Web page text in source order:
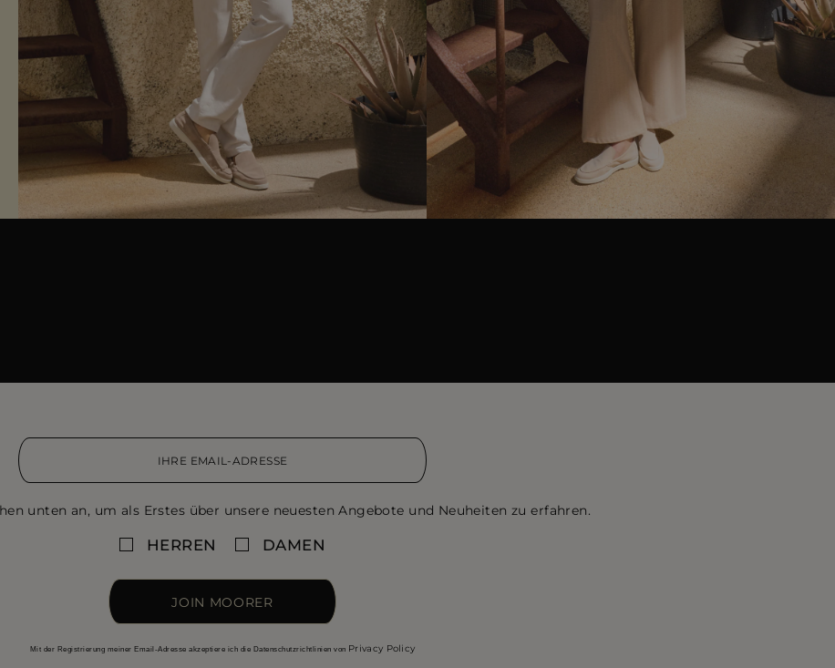
unten an, um als Erstes über unsere neuesten Angebote und Neuheiten zu erfahren.
HERREN DAMEN
JOIN MOORER
Mit der Registrierung meiner Email-Adresse akzeptiere ich die Datenschutzrichtlinien von Privacy Policy